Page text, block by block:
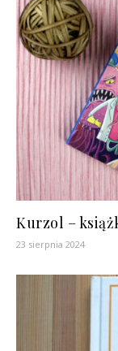
Kurzol –
23 sierpnia 2024